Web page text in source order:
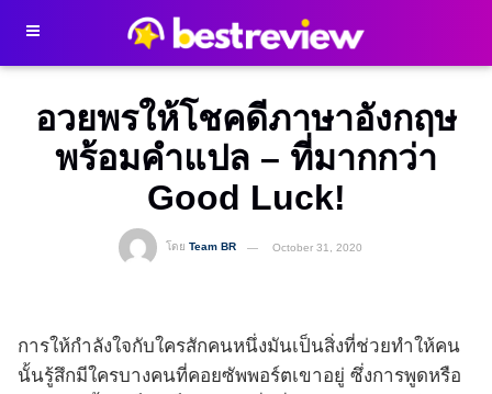
อวยพรให้โชคดีภาษาอังกฤษ
พร้อมคำแปล – ที่มากกว่า
Good Luck!
โดย Team BR October 31, 2020
การให้กำลังใจกับใครสักคนหนึ่งมันเป็นสิ่งที่ช่วยทำให้คน
นั้นรู้สึกมีใครบางคนที่คอยซัพพอร์ตเขาอยู่ ซึ่งการพูดหรือ